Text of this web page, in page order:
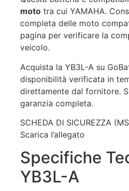
moto tra cui YAMAHA.
completa delle moto
pagina per verificare la
veicolo.
Acquista la YB3L-A su
disponibilità verificata in
direttamente dal fornitore.
garanzia completa.
SCHEDA DI SICUREZZA
Scarica l’allegato
Specifiche
YB3L-A